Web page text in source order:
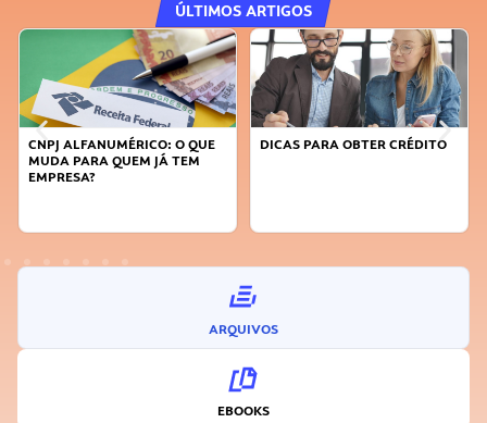
ÚLTIMOS ARTIGOS
DICAS PARA OBTER CRÉDITO
FAÇA A DIFERENÇA: SEJA
ARQUIVOS
EBOOKS